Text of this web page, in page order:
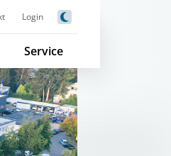
Login
Service